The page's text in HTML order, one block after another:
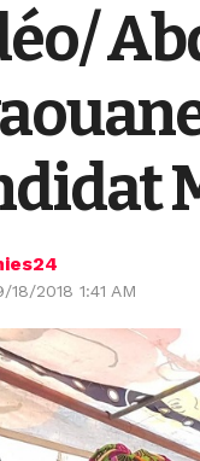
18/2018 1:41 AM